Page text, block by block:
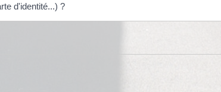
d'identité...) ?